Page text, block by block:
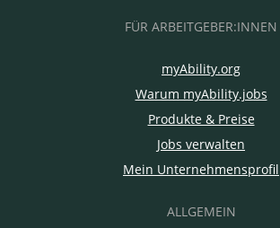
FÜR ARBEITGEBER:INNEN
myAbility.org
Warum myAbility.jobs
Produkte & Preise
Jobs verwalten
Mein Unternehmensprofil
ALLGEMEIN